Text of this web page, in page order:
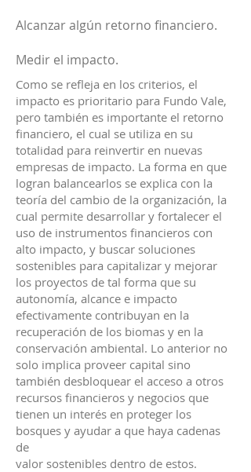
Alcanzar algún retorno financiero.
Medir el impacto.
Como se refleja en los criterios, el
impacto es prioritario para Fundo Vale,
pero también es importante el retorno
financiero, el cual se utiliza en su
totalidad para reinvertir en nuevas
empresas de impacto. La forma en que
logran balancearlos se explica con la
teoría del cambio de la organización, la
cual permite desarrollar y fortalecer el
uso de instrumentos financieros con
alto impacto, y buscar soluciones
sostenibles para capitalizar y mejorar
los proyectos de tal forma que su
autonomía, alcance e impacto
efectivamente contribuyan en la
recuperación de los biomas y en la
conservación ambiental. Lo anterior no
solo implica proveer capital sino
también desbloquear el acceso a otros
recursos financieros y negocios que
tienen un interés en proteger los
bosques y ayudar a que haya cadenas
de
valor sostenibles dentro de estos.